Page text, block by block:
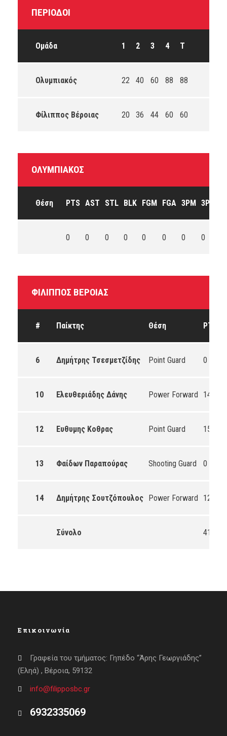
ΠΕΡΊΟΔΟΙ
Ομάδα 1 2 3 4 T
Ολυμπιακός 22 40 60 88 88
Φίλιππος Βέροιας 20 36 44 60 60
ΟΛΥΜΠΙΑΚΌΣ
Θέση PTS AST STL BLK FGM FGA 3PM 3PA
0 0 0 0 0 0 0 0
ΦΊΛΙΠΠΟΣ ΒΈΡΟΙΑΣ
# Παίκτης Θέση PTS
6 Δημήτρης Τσεσμετζίδης Point Guard 0
10 Ελευθεριάδης Δάνης Power Forward 14
12 Ευθυμης Κοθρας Point Guard 15
13 Φαίδων Παραπούρας Shooting Guard 0
14 Δημήτρης Σουτζόπουλος Power Forward 12
Σύνολο 41
Επικοινωνία
Γραφεία του τμήματος: Γηπέδο “Άρης Γεωργιάδης”
(Εληά) , Βέροια, 59132
info@filipposbc.gr
6932335069